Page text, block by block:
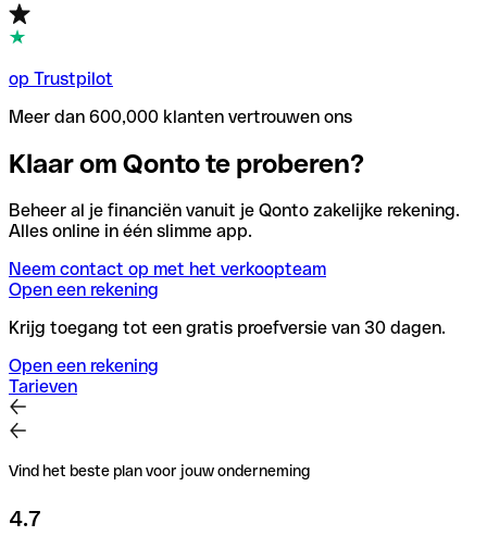
op Trustpilot
Meer dan 600,000 klanten vertrouwen ons
Klaar om Qonto te proberen?
Beheer al je financiën vanuit je Qonto zakelijke rekening.
Alles online in één slimme app.
Neem contact op met het verkoopteam
Open een rekening
Krijg toegang tot een gratis proefversie van 30 dagen.
Open een rekening
Tarieven
Vind het beste plan voor jouw onderneming
4.7